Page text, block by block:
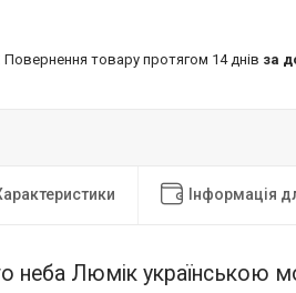
повернення товару протягом 14 днів за
Інформація
неба Люмік українською